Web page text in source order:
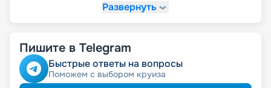
Развернуть
Пишите в Telegram
Быстрые ответы на вопросы
Поможем с выбором круиза